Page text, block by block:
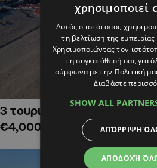
3 τουριστικά χωράφια στην
€4,000,000
χρησιμοποιεί
Αυτός ο ιστότοπος
τη βελτίωση της
Χρησιμοποιώντας τον
τη συγκατάθεσή σας για
σύμφωνα με την Πολιτική
Διαβάστε
SHOW ALL
ΑΠΟΔΟΧΉ
ΑΠΌΡΡΙΨΗ